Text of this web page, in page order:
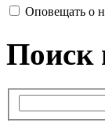
Оповещать о
Поиск